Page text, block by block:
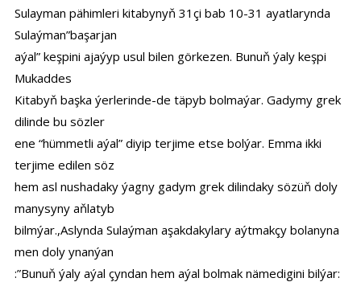
Sulayman pähimleri kitabynyň 31çi bab 10-31 ayatlarynda
Sulaýman”başarjan
aýal” keşpini ajaýyp usul bilen görkezen. Bunuň ýaly keşpi
Mukaddes
Kitabyň başka ýerlerinde-de täpyb bolmaýar. Gadymy grek
dilinde bu sözler
ene “hümmetli aýal” diyip terjime etse bolýar. Emma ikki
terjime edilen söz
hem asl nushadaky ýagny gadym grek dilindaky sözüň doly
manysyny aňlatyb
bilmýar.,Aslynda Sulaýman aşakdakylary aýtmakçy bolanyna
men doly ynanýan
:”Bunuň ýaly aýal çyndan hem aýal bolmak nämedigini bilýar: